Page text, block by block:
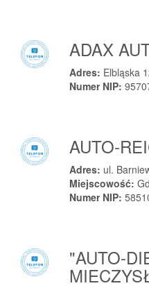
ADAX
Adres: Elbląska
Numer NIP:
AUTO-
Adres: ul.
Miejscowość:
Numer NIP:
"AUTO-